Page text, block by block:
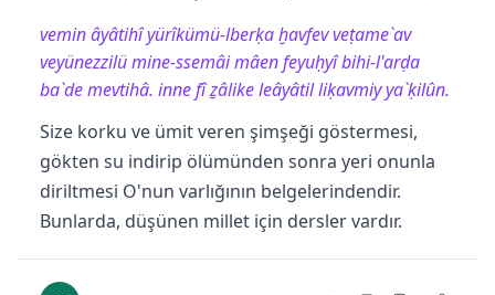
vemin âyâtihî yürîkümü-lberḳa ḫavfev veṭame`av
veyünezzilü mine-ssemâi mâen feyuḥyî bihi-l'arḍa
ba`de mevtihâ. inne fî ẕâlike leâyâtil liḳavmiy ya`ḳilûn.
Size korku ve ümit veren şimşeği göstermesi,
gökten su indirip ölümünden sonra yeri onunla
diriltmesi O'nun varlığının belgelerindendir.
Bunlarda, düşünen millet için dersler vardır.